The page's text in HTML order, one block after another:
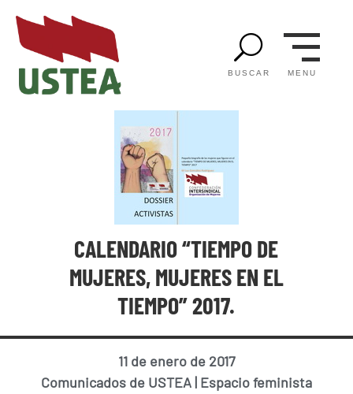
U
BUSCAR MENU
CALENDARIO “TIEMPO DE
MUJERES, MUJERES EN EL
TIEMPO” 2017.
11 de enero de 2017
Comunicados de USTEA | Espacio feminista